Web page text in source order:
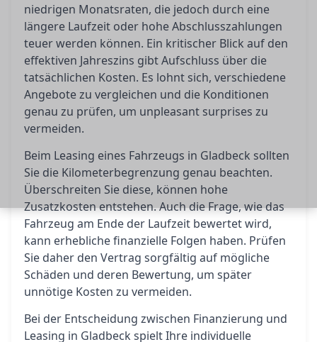
niedrigen Monatsraten, die jedoch durch eine
längere Laufzeit oder hohe Abschlusszahlungen
teuer werden können. Ein kritischer Blick auf den
effektiven Jahreszins gibt Aufschluss über die
tatsächlichen Kosten. Es lohnt sich, verschiedene
Angebote zu vergleichen und die Konditionen
genau zu prüfen, um unpleasant surprises zu
vermeiden.
Beim Leasing eines Fahrzeugs in Gladbeck sollten
Sie die Kilometerbegrenzung genau beachten.
Überschreiten Sie diese, können hohe
Zusatzkosten entstehen. Auch die Frage, wie das
Fahrzeug am Ende der Laufzeit bewertet wird,
kann erhebliche finanzielle Folgen haben. Prüfen
Sie daher den Vertrag sorgfältig auf mögliche
Schäden und deren Bewertung, um später
unnötige Kosten zu vermeiden.
Bei der Entscheidung zwischen Finanzierung und
Leasing in Gladbeck spielt Ihre individuelle